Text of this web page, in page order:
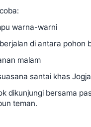
warna-warni
di antara pohon
malam
santai khas Jogja
dikunjungi bersama
teman.